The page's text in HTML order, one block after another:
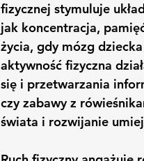
fizycznej stymuluje
jak koncentracja,
życia, gdy mózg
aktywność fizyczna
się i przetwarzania
czy zabawy z
świata i rozwijanie